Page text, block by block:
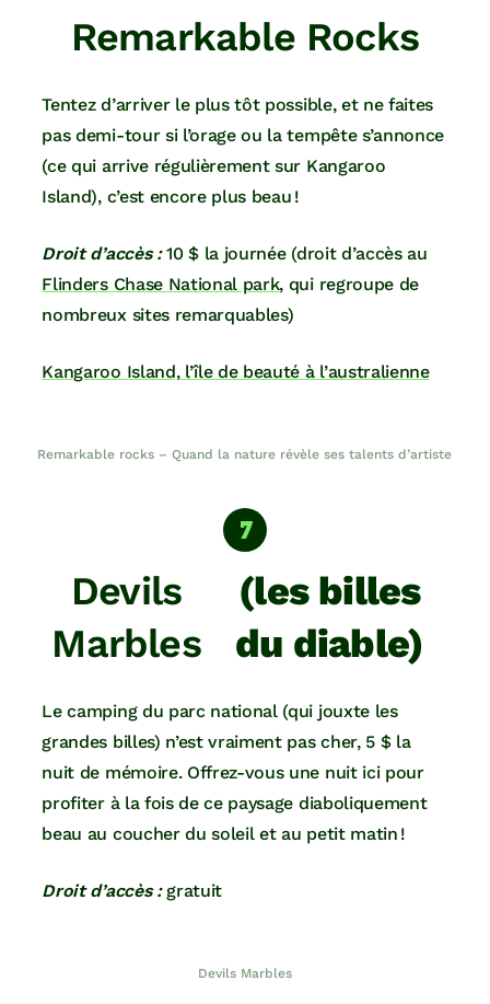
Remarkable Rocks
Tentez d’arriver le plus tôt possible, et ne faites
pas demi-tour si l’orage ou la tempête s’annonce
(ce qui arrive régulièrement sur Kangaroo
Island), c’est encore plus beau !
Droit d’accès : 10 $ la journée (droit d’accès au
Flinders Chase National park, qui regroupe de
nombreux sites remarquables)
Kangaroo Island, l’île de beauté à l’australienne
Remarkable rocks – Quand la nature révèle ses talents d’artiste
Devils
Marbles
(les billes
du diable)
Le camping du parc national (qui jouxte les
grandes billes) n’est vraiment pas cher, 5 $ la
nuit de mémoire. Offrez-vous une nuit ici pour
profiter à la fois de ce paysage diaboliquement
beau au coucher du soleil et au petit matin !
Droit d’accès : gratuit
Devils Marbles